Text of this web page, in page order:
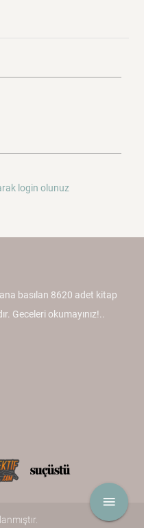
menu
login olunuz
basılan 8620 adet kitap
Geceleri okumayınız!..